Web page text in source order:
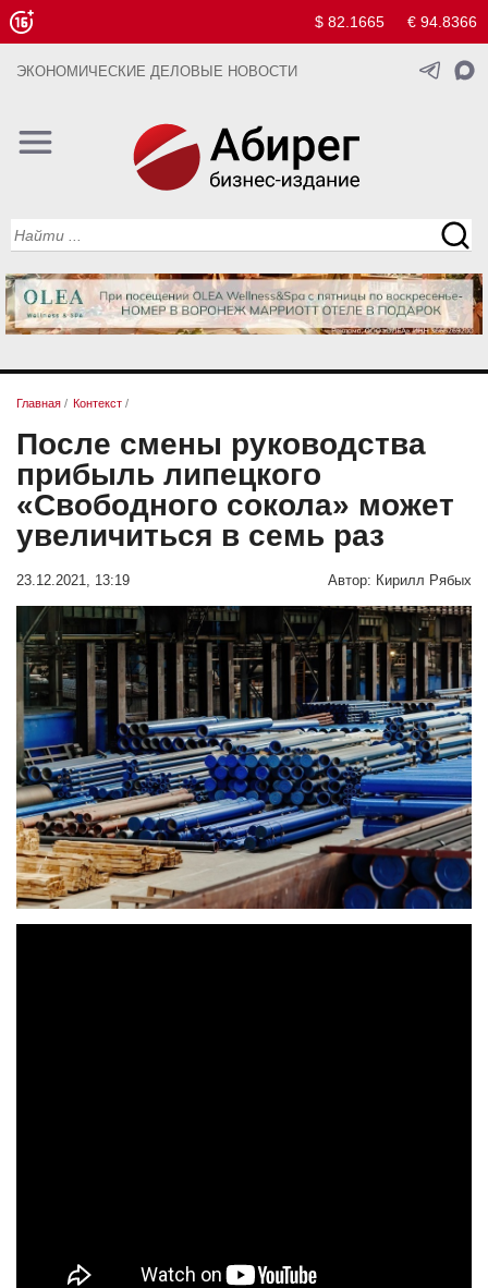
$ 82.1665 € 94.8366
ЭКОНОМИЧЕСКИЕ ДЕЛОВЫЕ НОВОСТИ
Главная / Контекст /
После смены руководства
прибыль липецкого
«Свободного сокола» может
увеличиться в семь раз
23.12.2021, 13:19 Автор: Кирилл Рябых